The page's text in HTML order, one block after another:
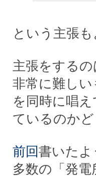
という主張も
主張をする
非常に難し
を同時に唱
ているのかど
前回書いたよ
多数の「発